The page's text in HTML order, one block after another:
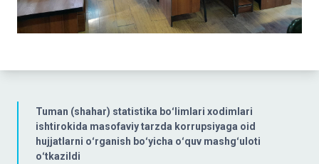
Tuman (shahar) statistika boʻlimlari xodimlari
ishtirokida masofaviy tarzda korrupsiyaga oid
hujjatlarni oʻrganish boʻyicha oʻquv mashgʻuloti
oʻtkazildi